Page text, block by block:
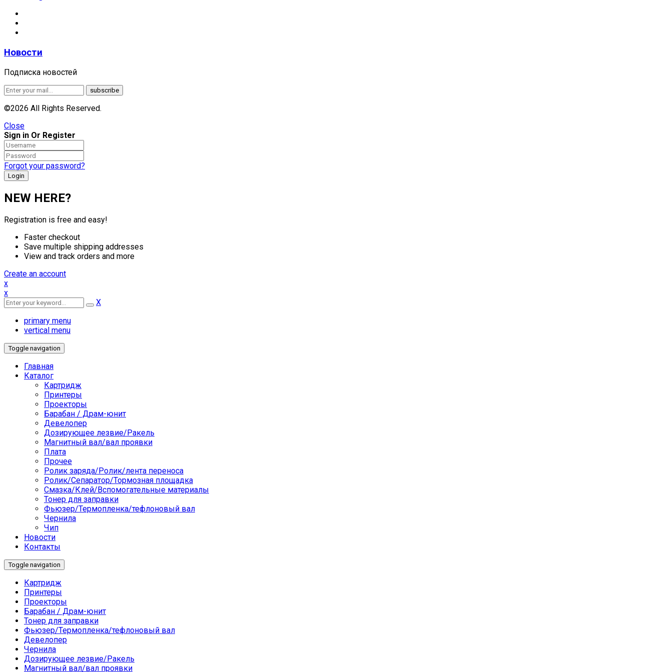
Новости
Подписка новостей
©2026 All Rights Reserved.
Close
Sign in Or Register
Forgot your password?
NEW HERE?
Registration is free and easy!
Faster checkout
Save multiple shipping addresses
View and track orders and more
Create an account
x
x
X
primary menu
vertical menu
Toggle navigation
Главная
Каталог
Картридж
Принтеры
Проекторы
Барабан / Драм-юнит
Девелопер
Дозирующее лезвие/Ракель
Магнитный вал/вал проявки
Плата
Прочее
Ролик заряда/Ролик/лента переноса
Ролик/Сепаратор/Тормозная площадка
Смазка/Клей/Вспомогательные материалы
Тонер для заправки
Фьюзер/Термопленка/тефлоновый вал
Чернила
Чип
Новости
Контакты
Toggle navigation
Картридж
Принтеры
Проекторы
Барабан / Драм-юнит
Тонер для заправки
Фьюзер/Термопленка/тефлоновый вал
Девелопер
Чернила
Дозирующее лезвие/Ракель
Магнитный вал/вал проявки